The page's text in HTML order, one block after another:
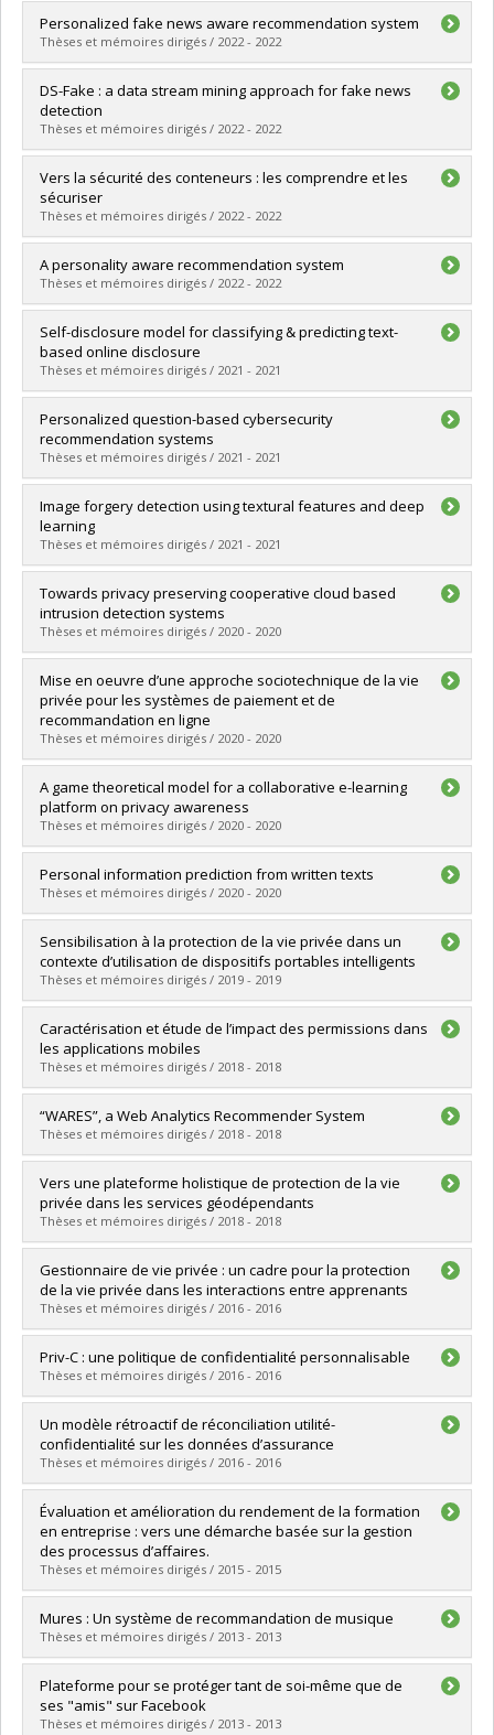
Graduate :Ben Salem, Rim
Cycle : Doctoral
Grade :Ph. D.
Lien vers le document dans Papyrus
Personalized fake news aware recommendation system
Thèses et mémoires dirigés / 2022 - 2022
Graduate :Sallami, Dorsaf
Cycle :Master's
Grade :M. Sc.
Lien vers le document dans Papyrus
DS-Fake : a data stream mining approach for fake news
detection
Thèses et mémoires dirigés / 2022 - 2022
Graduate :Mputu Boleilanga, Henri-Cedric
Cycle :Master's
Grade :M. Sc.
Lien vers le document dans Papyrus
Vers la sécurité des conteneurs : les comprendre et les
sécuriser
Thèses et mémoires dirigés / 2022 - 2022
Graduate :Lapointe, Hugo B.
Cycle : Master's
Grade :M. Sc.
Lien vers le document dans Papyrus
A personality aware recommendation system
Thèses et mémoires dirigés / 2022 - 2022
Graduate :Elourajini, Fahed
Cycle : Master's
Grade :M. Sc.
Lien vers le document dans Papyrus
Self-disclosure model for classifying & predicting text-
based online disclosure
Thèses et mémoires dirigés / 2021 - 2021
Graduate :Vedantham, Ramyasree
Cycle :Master's
Grade :M. Sc.
Lien vers le document dans Papyrus
Personalized question-based cybersecurity
recommendation systems
Thèses et mémoires dirigés / 2021 - 2021
Graduate :Moukala Both, Suzy Edith
Cycle :Master's
Grade :M. Sc.
Lien vers le document dans Papyrus
Image forgery detection using textural features and deep
learning
Thèses et mémoires dirigés / 2021 - 2021
Graduate :Malhotra, Yishu
Cycle :Master's
Grade :M. Sc.
Lien vers le document dans Papyrus
Towards privacy preserving cooperative cloud based
intrusion detection systems
Thèses et mémoires dirigés / 2020 - 2020
Graduate :Kothapalli, Anirudh Mitreya
Cycle : Master's
Grade :M. Sc.
Lien vers le document dans Papyrus
Mise en oeuvre d’une approche sociotechnique de la vie
privée pour les systèmes de paiement et de
recommandation en ligne
Thèses et mémoires dirigés / 2020 - 2020
Graduate :EL Haddad, Ghada
Cycle :Doctoral
Grade :Ph. D.
Lien vers le document dans Papyrus
A game theoretical model for a collaborative e-learning
platform on privacy awareness
Thèses et mémoires dirigés / 2020 - 2020
Graduate :Yusri, Rita
Cycle : Master's
Grade :M. Sc.
Lien vers le document dans Papyrus
Personal information prediction from written texts
Thèses et mémoires dirigés / 2020 - 2020
Graduate :Bibi, Khalil
Cycle :Master's
Grade :M. Sc.
Lien vers le document dans Papyrus
Sensibilisation à la protection de la vie privée dans un
contexte d’utilisation de dispositifs portables intelligents
Thèses et mémoires dirigés / 2019 - 2019
Graduate :Fortin, Jean-François
Cycle :Master's
Grade :M. Sc.
Lien vers le document dans Papyrus
Caractérisation et étude de l’impact des permissions dans
les applications mobiles
Thèses et mémoires dirigés / 2018 - 2018
Graduate :Dbouba, Selsabil
Cycle : Master's
Grade :M. Sc.
Lien vers le document dans Papyrus
“WARES”, a Web Analytics Recommender System
Thèses et mémoires dirigés / 2018 - 2018
Graduate :Sedliar, Kostiantyn
Cycle : Master's
Grade :M. Sc.
Lien vers le document dans Papyrus
Vers une plateforme holistique de protection de la vie
privée dans les services géodépendants
Thèses et mémoires dirigés / 2018 - 2018
Graduate :Sahnoune, Zakaria
Cycle :Doctoral
Grade :Ph. D.
Lien vers le document dans Papyrus
Gestionnaire de vie privée : un cadre pour la protection
de la vie privée dans les interactions entre apprenants
Thèses et mémoires dirigés / 2016 - 2016
Graduate :Selmi, Mouna
Cycle : Doctoral
Grade :Ph. D.
Lien vers le document dans Papyrus
Priv-C : une politique de confidentialité personnalisable
Thèses et mémoires dirigés / 2016 - 2016
Graduate :Lawani, Oluwa Sosso
Cycle :Master's
Grade :M. Sc.
Lien vers le document dans Papyrus
Un modèle rétroactif de réconciliation utilité-
confidentialité sur les données d’assurance
Thèses et mémoires dirigés / 2016 - 2016
Graduate :Rioux, Jonathan
Cycle :Master's
Grade :M. Sc.
Lien vers le document dans Papyrus
Évaluation et amélioration du rendement de la formation
en entreprise : vers une démarche basée sur la gestion
des processus d’affaires.
Thèses et mémoires dirigés / 2015 - 2015
Graduate :Touré, Fodé
Cycle : Doctoral
Grade :Ph. D.
Lien vers le document dans Papyrus
Mures : Un système de recommandation de musique
Thèses et mémoires dirigés / 2013 - 2013
Graduate :Arnautu, Octavian Rolland
Cycle :Master's
Grade :M. Sc.
Plateforme pour se protéger tant de soi-même que de
ses "amis" sur Facebook
Thèses et mémoires dirigés / 2013 - 2013